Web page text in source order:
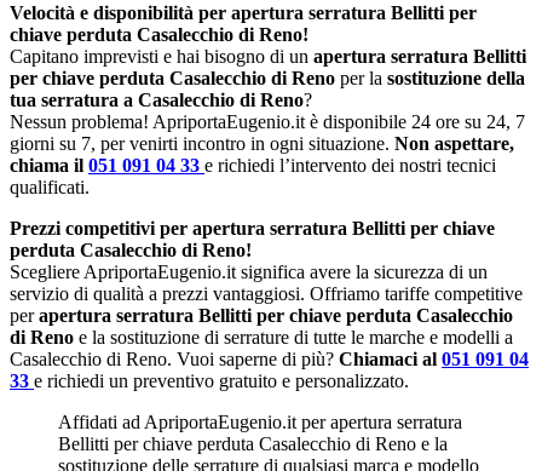
Velocità e disponibilità per apertura serratura Bellitti per
chiave perduta Casalecchio di Reno!
Capitano imprevisti e hai bisogno di un apertura serratura Bellitti
per chiave perduta Casalecchio di Reno per la sostituzione della
tua serratura a Casalecchio di Reno?
Nessun problema! ApriportaEugenio.it è disponibile 24 ore su 24, 7
giorni su 7, per venirti incontro in ogni situazione. Non aspettare,
chiama il 051 091 04 33 e richiedi l’intervento dei nostri tecnici
qualificati.
Prezzi competitivi per apertura serratura Bellitti per chiave
perduta Casalecchio di Reno!
Scegliere ApriportaEugenio.it significa avere la sicurezza di un
servizio di qualità a prezzi vantaggiosi. Offriamo tariffe competitive
perapertura serratura Bellitti per chiave perduta Casalecchio
di Reno e la sostituzione di serrature di tutte le marche e modelli a
Casalecchio di Reno. Vuoi saperne di più? Chiamaci al 051 091 04
33 e richiedi un preventivo gratuito e personalizzato.
Affidati ad ApriportaEugenio.it per apertura serratura
Bellitti per chiave perduta Casalecchio di Reno e la
sostituzione delle serrature di qualsiasi marca e modello